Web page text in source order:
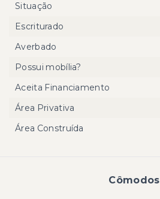
Cômodos
Situação
Escriturado
Averbado
Possui mobília?
Aceita Financiamento
Área Privativa
Área Construída